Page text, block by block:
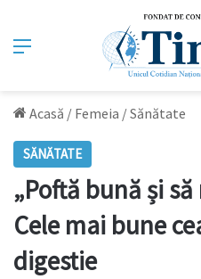
Meniu
Acasă / Femeia /Sănătate
SĂNĂTATE
„Poftă bună și
Cele mai bune
digestie